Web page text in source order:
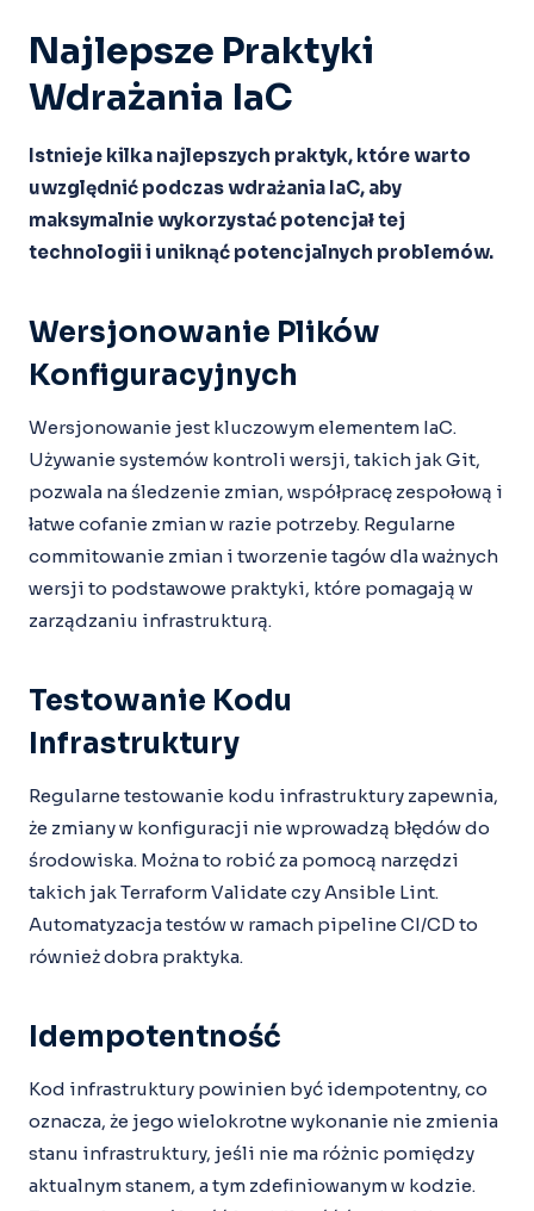
Najlepsze Praktyki
Wdrażania IaC
Istnieje kilka najlepszych praktyk, które warto
uwzględnić podczas wdrażania IaC, aby
maksymalnie wykorzystać potencjał tej
technologii i uniknąć potencjalnych problemów.
Wersjonowanie Plików
Konfiguracyjnych
Wersjonowanie jest kluczowym elementem IaC.
Używanie systemów kontroli wersji, takich jak Git,
pozwala na śledzenie zmian, współpracę zespołową i
łatwe cofanie zmian w razie potrzeby. Regularne
commitowanie zmian i tworzenie tagów dla ważnych
wersji to podstawowe praktyki, które pomagają w
zarządzaniu infrastrukturą.
Testowanie Kodu
Infrastruktury
Regularne testowanie kodu infrastruktury zapewnia,
że zmiany w konfiguracji nie wprowadzą błędów do
środowiska. Można to robić za pomocą narzędzi
takich jak Terraform Validate czy Ansible Lint.
Automatyzacja testów w ramach pipeline CI/CD to
również dobra praktyka.
Idempotentność
Kod infrastruktury powinien być idempotentny, co
oznacza, że jego wielokrotne wykonanie nie zmienia
stanu infrastruktury, jeśli nie ma różnic pomiędzy
aktualnym stanem, a tym zdefiniowanym w kodzie.